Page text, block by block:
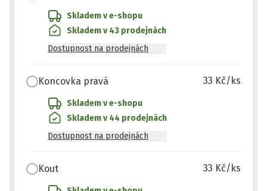
Skladem v e-shopu
Skladem v 43 prodejnách
Dostupnost na prodejnách
Koncovka pravá 33 Kč/ks
Skladem v e-shopu
Skladem v 44 prodejnách
Dostupnost na prodejnách
Kout 33 Kč/ks